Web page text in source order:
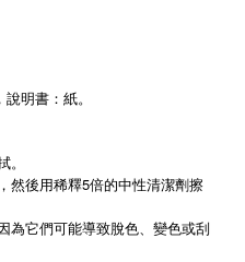
明書：紙。
後用稀釋5倍的中性清潔劑擦
它們可能導致脫色、變色或刮